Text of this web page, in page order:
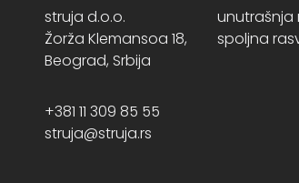
struja d.o.o.
Žorža Klemansoa 18,
Beograd, Srbija
+381 11 309 85 55
struja@struja.rs
unutrašnja
spoljna